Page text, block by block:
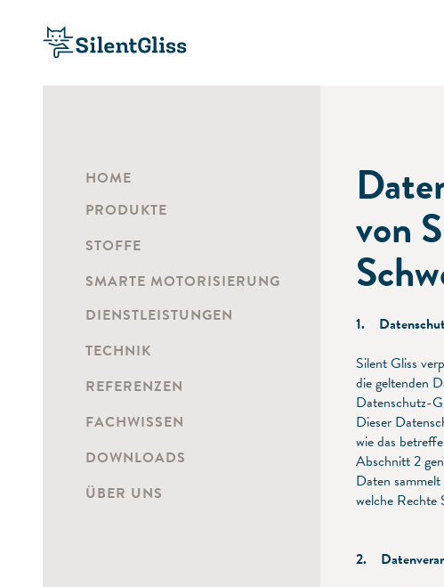
HOME
PRODUKTE
STOFFE
SMARTE MOTORISIERUNG
DIENSTLEISTUNGEN
TECHNIK
REFERENZEN
FACHWISSEN
DOWNLOADS
ÜBER UNS
von
1.
Silent Gliss
die geltenden
Datenschutz-
Dieser
wie das
Abschnitt 2
Daten
welche Rechte
2.